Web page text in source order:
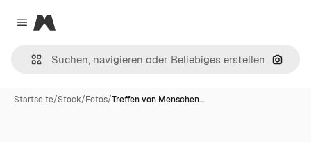
Close menu
Magnific
Nach
Startseite/Stock/Fotos/Treffen von Menschen…